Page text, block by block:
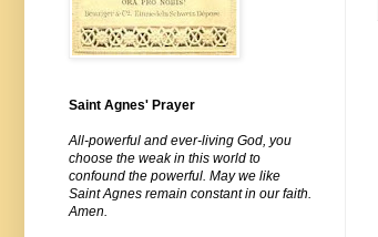
Saint Agnes' Prayer
All-powerful and ever-living God, you
choose the weak in this world to
confound the powerful. May we like
Saint Agnes remain constant in our faith.
Amen.